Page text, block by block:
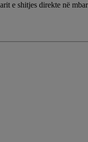
e shitjes direkte në